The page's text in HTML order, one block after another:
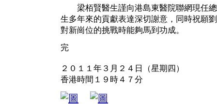
梁栢賢醫生謹向港島東醫院聯網現任總
生多年來的貢獻表達深切謝意，同時祝願
對新崗位的挑戰時能夠馬到功成。
完
２０１１年３月２４日（星期四）
香港時間１９時４７分